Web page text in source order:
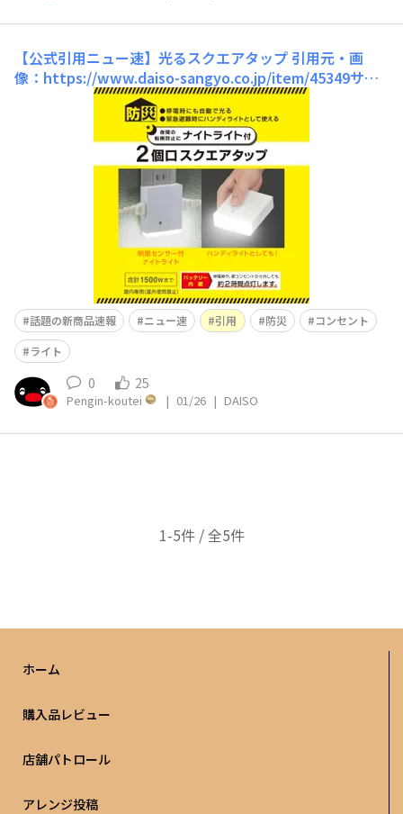
【公式引用ニュー速】光るスクエアタップ 引用元・画
像：https://www.daiso-sangyo.co.jp/item/45349サイ
トパトロール始めました… コンセント増やせて、自動点
灯ライトになって、懐中電灯にもなって、、一石三鳥です
ね！！ 取り付けには注意が必要らしいです。 寝室や廊下
話題の新商品速報 ニュー速 引用 防災
コンセント
ライト
0 25
Pengin-koutei | 01/26 | DAISO
1-5件 / 全5件
ホーム
購入品レビュー
店舗パトロール
アレンジ投稿